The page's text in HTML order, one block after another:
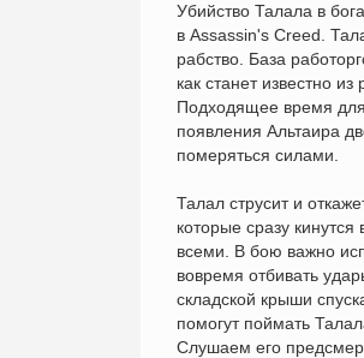
Убийство Талала в
в Assassin's Creed.
рабство. База
как станет известно
Подходящее время
появления Альтаира
померяться силами.
Талал струсит и
которые сразу
всеми. В бою важно
вовремя отбивать
складской крыши
помогут поймать
Слушаем его